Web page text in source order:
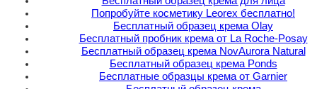
Попробуйте косметику Leorex бесплатно!
Бесплатный образец крема Olay
Бесплатный пробник крема от La Roche-Posay
Бесплатный образец крема NovAurora Natural
Бесплатный образец крема Ponds
Бесплатные образцы крема от Garnier